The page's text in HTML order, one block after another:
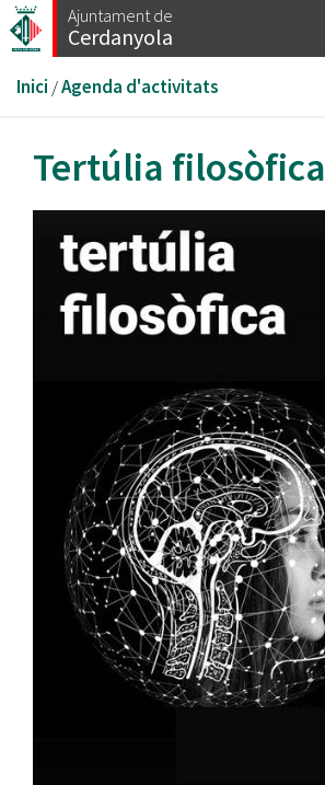
Vés
al
Ajuntament de
Cerdanyola
Esteu
aquí
Inici /Agenda d'activitats
Tertúlia filosòfica